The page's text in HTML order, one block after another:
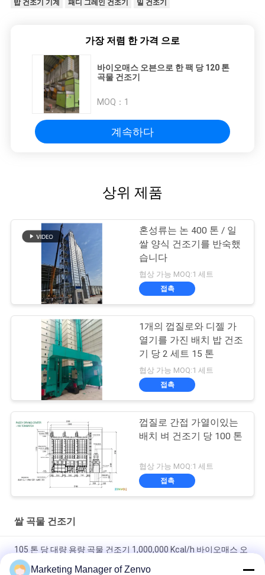
밥 건조기 기계 패디 그레인 건조기 밀 건조기
가장 저렴 한 가격 으로
바이오매스 오븐으로 한 팩 당 120 톤
곡물 건조기
MOQ： 1
계속하다
상위 제품
혼성류는 논 400 톤 / 일
쌀 양식 건조기를 반숙했
습니다
협상 가능 MOQ:1 세트
접촉
1개의 껍질로와 디젤 가
열기를 가진 배치 밥 건조
기 당 2 세트 15 톤
협상 가능 MOQ:1 세트
접촉
껍질로 간접 가열이있는
배치 벼 건조기 당 100 톤
협상 가능 MOQ:1 세트
접촉
쌀 곡물 건조기
105 톤 당 대량 용량 곡물 건조기 1,000,000 Kcal/h 바이오매스 오
븐
Marketing Manager of Zenvo